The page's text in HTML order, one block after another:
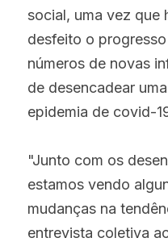
social, uma vez que
desfeito o
números de novas
de desencadear
epidemia de covid-
"Junto com os
estamos vendo
mudanças na
entrevista coletiva